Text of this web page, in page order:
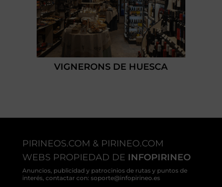
VIGNERONS DE HUESCA
PIRINEOS.COM & PIRINEO.COM
WEBS PROPIEDAD DE INFOPIRINEO
Anuncios, publicidad y patrocinios de rutas y puntos de
interés, contactar con: soporte@infopirineo.es